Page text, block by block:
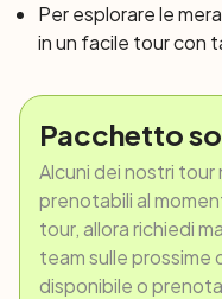
Per esplorare le
in un facile tour con
Pacchetto
Alcuni dei nostri tour
prenotabili al
tour, allora richiedi
team sulle prossime
disponibile o